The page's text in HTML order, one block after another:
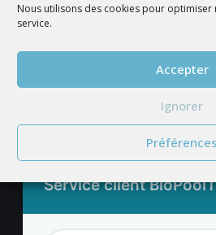
Nous utilisons des cookies pour optimiser
service.
Accepter
Ignorer
Préférences
REJOIGNEZ NOUS
Adresse
Service client